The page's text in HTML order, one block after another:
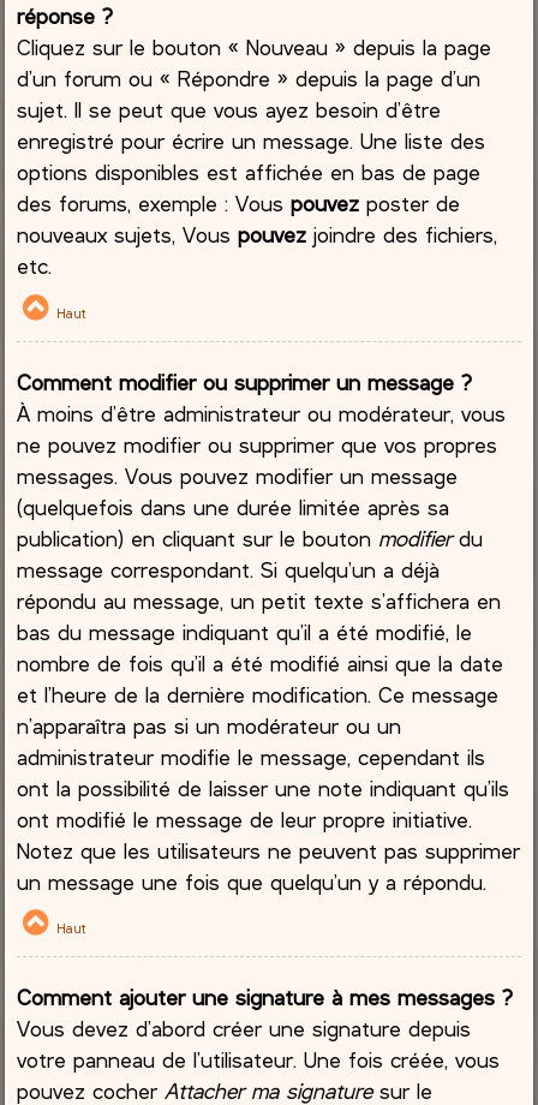
réponse ?
Cliquez sur le bouton « Nouveau » depuis la page
d’un forum ou « Répondre » depuis la page d’un
sujet. Il se peut que vous ayez besoin d’être
enregistré pour écrire un message. Une liste des
options disponibles est affichée en bas de page
des forums, exemple : Vouspouvez poster de
nouveaux sujets, Vouspouvez joindre des fichiers,
etc.
Haut
Comment modifier ou supprimer un message ?
À moins d’être administrateur ou modérateur, vous
ne pouvez modifier ou supprimer que vos propres
messages. Vous pouvez modifier un message
(quelquefois dans une durée limitée après sa
publication) en cliquant sur le bouton modifierdu
message correspondant. Si quelqu’un a déjà
répondu au message, un petit texte s’affichera en
bas du message indiquant qu’il a été modifié, le
nombre de fois qu’il a été modifié ainsi que la date
et l’heure de la dernière modification. Ce message
n’apparaîtra pas si un modérateur ou un
administrateur modifie le message, cependant ils
ont la possibilité de laisser une note indiquant qu’ils
ont modifié le message de leur propre initiative.
Notez que les utilisateurs ne peuvent pas supprimer
un message une fois que quelqu’un y a répondu.
Haut
Comment ajouter une signature à mes messages ?
Vous devez d’abord créer une signature depuis
votre panneau de l’utilisateur. Une fois créée, vous
pouvez cocherAttacher ma signaturesur le